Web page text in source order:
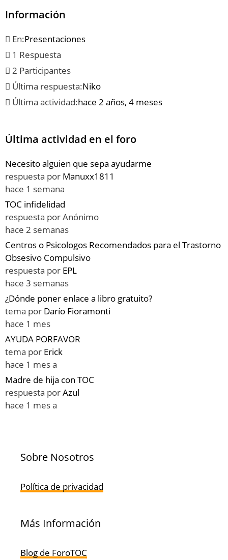
Información
En:Presentaciones
1 Respuesta
2 Participantes
Última respuesta:Niko
Última actividad:hace 2 años, 4 meses
Última actividad en el foro
Necesito alguien que sepa ayudarme
respuesta por Manuxx1811
hace 1 semana
TOC infidelidad
respuesta porAnónimo
hace 2 semanas
Centros o Psicologos Recomendados para el Trastorno
Obsesivo Compulsivo
respuesta por EPL
hace 3 semanas
¿Dónde poner enlace a libro gratuito?
tema por Darío Fioramonti
hace 1 mes
AYUDA PORFAVOR
tema por Erick
hace 1 mes a
Madre de hija con TOC
respuesta porAzul
hace 1 mes a
Sobre Nosotros
Política de privacidad
Más Información
Blog de ForoTOC